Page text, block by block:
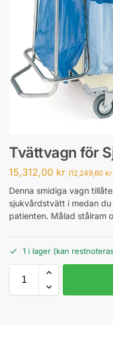
Tvättvagn för
15,312,00 kr (12,249,60 kr
Denna smidiga vagn
sjukvårdstvätt i medan
patienten. Målad stålram
1 i lager (kan